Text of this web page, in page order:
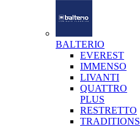
BALTERIO
EVEREST
IMMENSO
LIVANTI
QUATTRO
PLUS
RESTRETTO
TRADITIONS